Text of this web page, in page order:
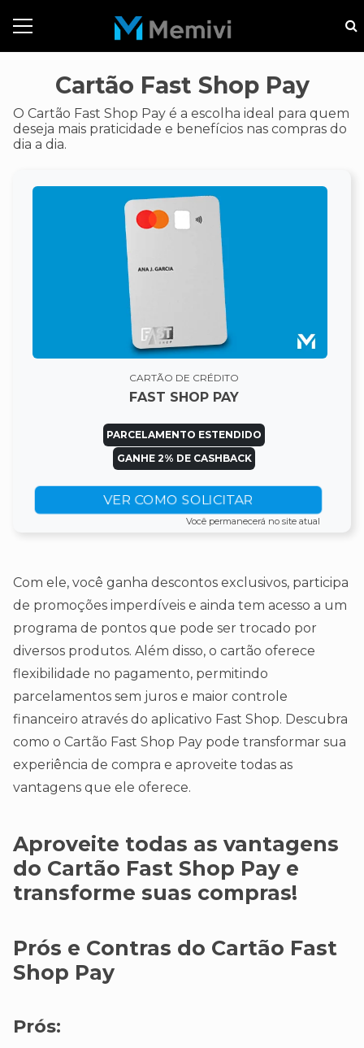
Cartão Fast Shop Pay
O Cartão Fast Shop Pay é a escolha ideal para quem
deseja mais praticidade e benefícios nas compras do
dia a dia.
CARTÃO DE CRÉDITO
FAST SHOP PAY
PARCELAMENTO ESTENDIDO
GANHE 2% DE CASHBACK
VER COMO SOLICITAR
Você permanecerá no site atual
Com ele, você ganha descontos exclusivos, participa
de promoções imperdíveis e ainda tem acesso a um
programa de pontos que pode ser trocado por
diversos produtos. Além disso, o cartão oferece
flexibilidade no pagamento, permitindo
parcelamentos sem juros e maior controle
financeiro através do aplicativo Fast Shop. Descubra
como o Cartão Fast Shop Pay pode transformar sua
experiência de compra e aproveite todas as
vantagens que ele oferece.
Aproveite todas as vantagens
do Cartão Fast Shop Pay e
transforme suas compras!
Prós e Contras do Cartão Fast
Shop Pay
Prós: